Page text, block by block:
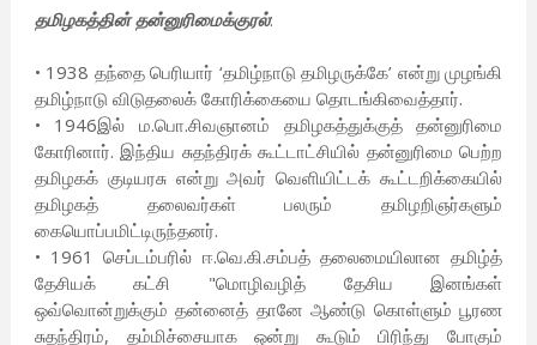
தமிழகத்தின் தன்னுரிமைக்குரல்:
• 1938 தந்தை பெரியார் ‘தமிழ்நாடு தமிழருக்கே’ என்று முழங்கி
தமிழ்நாடு விடுதலைக் கோரிக்கையை தொடங்கிவைத்தார்.
• 1946இல் ம.பொ.சிவஞானம் தமிழகத்துக்குத் தன்னுரிமை
கோரினார். இந்திய சுதந்திரக் கூட்டாட்சியில் தன்னுரிமை பெற்ற
தமிழகக் குடியரசு என்று அவர் வெளியிட்டக் கூட்டறிக்கையில்
தமிழகத் தலைவர்கள் பலரும் தமிழறிஞர்களும்
கையொப்பமிட்டிருந்தனர்.
• 1961 செப்டம்பரில் ஈ.வெ.கி.சம்பத் தலைமையிலான தமிழ்த்
தேசியக் கட்சி "மொழிவழித் தேசிய இனங்கள்
ஒவ்வொன்றுக்கும் தன்னைத் தானே ஆண்டு கொள்ளும் பூரண
சுதந்திரம், தம்மிச்சையாக ஒன்று கூடும் பிரிந்து போகும்